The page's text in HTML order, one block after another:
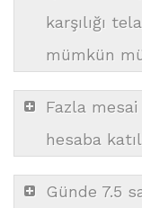
karşılığı
mümkün
Fazla
hesaba
Günde 7.5